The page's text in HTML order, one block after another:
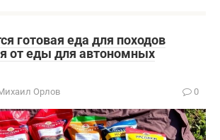
готовая еда для походов
от еды для автономных
Орлов 0